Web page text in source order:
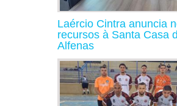
Laércio Cintra anuncia
recursos à Santa Casa
Alfenas